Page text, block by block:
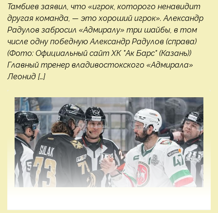
Тамбиев заявил, что «игрок, которого ненавидит
другая команда, — это хороший игрок». Александр
Радулов забросил «Адмиралу» три шайбы, в том
числе одну победную Александр Радулов (справа)
(Фото: Официальный сайт ХК "Ак Барс" (Казань))
Главный тренер владивостокского «Адмирала»
Леонид […]